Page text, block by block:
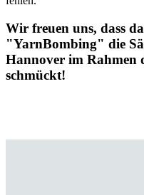
Wir freuen uns, dass
"YarnBombing" die
Hannover im Rahmen
schmückt!